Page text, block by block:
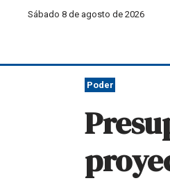
Sábado 8 de agosto de 2026
Poder